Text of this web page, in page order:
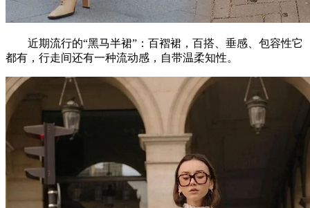
近期流行的“黑马半裙”：百褶裙，百搭、垂感、包容性它
都有，行走间还有一种流动感，自带温柔知性。